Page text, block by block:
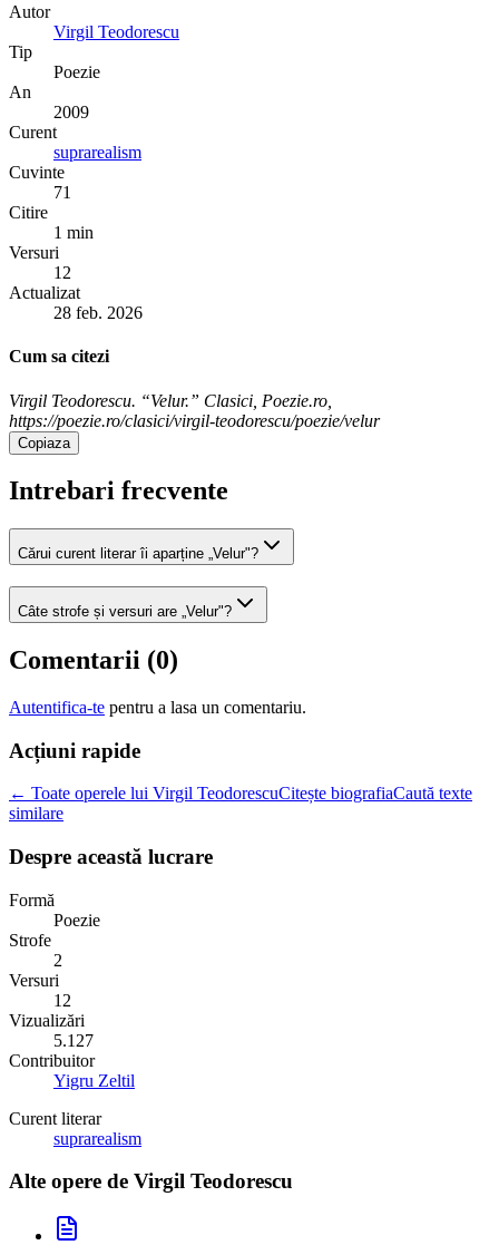
Autor
Virgil Teodorescu
Tip
Poezie
An
2009
Curent
suprarealism
Cuvinte
71
Citire
1 min
Versuri
12
Actualizat
28 feb. 2026
Cum sa citezi
Virgil Teodorescu. “Velur.” Clasici, Poezie.ro,
https://poezie.ro/clasici/virgil-teodorescu/poezie/velur
Copiaza
Intrebari frecvente
Cărui curent literar îi aparține „Velur"?
Câte strofe și versuri are „Velur"?
Comentarii (0)
Autentifica-te pentru a lasa un comentariu.
Acțiuni rapide
← Toate operele lui Virgil TeodorescuCitește biografiaCaută texte
similare
Despre această lucrare
Formă
Poezie
Strofe
2
Versuri
12
Vizualizări
5.127
Contribuitor
Yigru Zeltil
Curent literar
suprarealism
Alte opere de Virgil Teodorescu